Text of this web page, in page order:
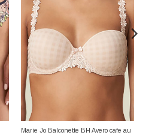
Marie Jo Balconette BH Avero cafe au